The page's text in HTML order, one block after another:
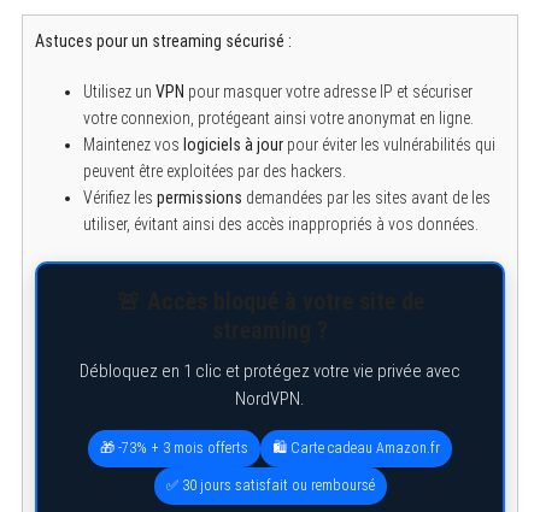
Astuces pour un streaming sécurisé :
Utilisez un VPN pour masquer votre adresse IP et sécuriser
votre connexion, protégeant ainsi votre anonymat en ligne.
Maintenez vos logiciels à jourpour éviter les vulnérabilités qui
peuvent être exploitées par des hackers.
Vérifiez les permissions demandées par les sites avant de les
utiliser, évitant ainsi des accès inappropriés à vos données.
Débloquez en 1 clic et protégez votre vie privée avec
NordVPN.
🎁 -73% + 3 mois offerts 🛍️ Carte cadeau Amazon.fr
✅ 30 jours satisfait ou remboursé